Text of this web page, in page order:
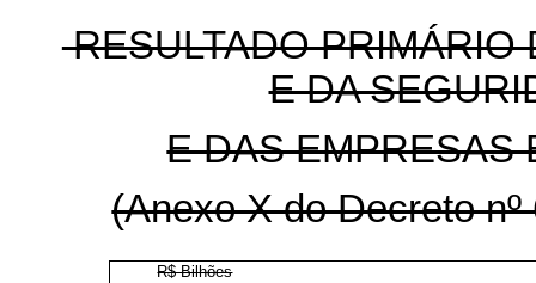
RESULTADO PRIMÁRIO
E DA
E DAS EMPRESAS
(Anexo X do Decreto
R$ Bilhões